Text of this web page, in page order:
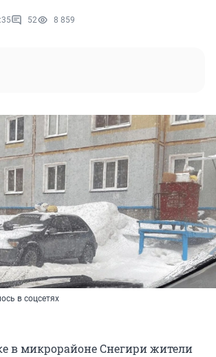
52 8 859
в соцсетях
в микрорайоне Снегири жители